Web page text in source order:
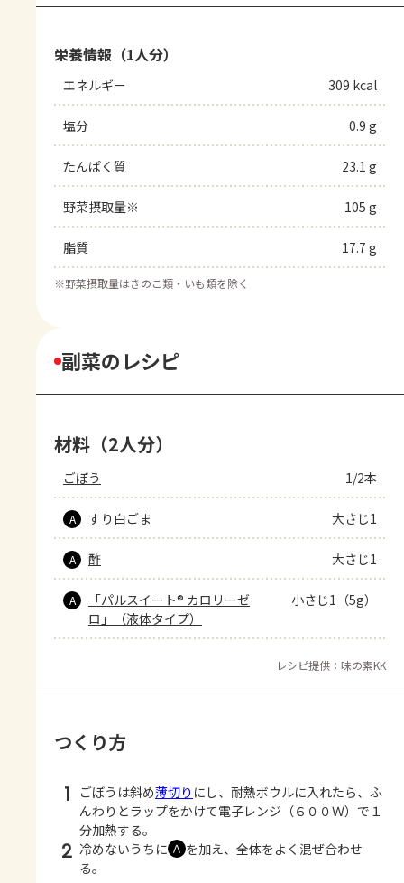
栄養情報（1人分）
エネルギー 309 kcal
塩分 0.9 g
たんぱく質 23.1 g
野菜摂取量※ 105 g
脂質 17.7 g
※野菜摂取量はきのこ類・いも類を除く
副菜のレシピ
材料（2人分）
ごぼう 1/2本
A すり白ごま 大さじ1
A 酢 大さじ1
A
「パルスイート® カロリーゼ
ロ」（液体タイプ）
小さじ1（5g）
レシピ提供：味の素KK
つくり方
1 ごぼうは斜め薄切り にし、耐熱ボウルに入れたら、ふ
んわりとラップをかけて電子レンジ（６００Ｗ）で１
分加熱する。
2 冷めないうちに Ａ を加え、全体をよく混ぜ合わせ
る。